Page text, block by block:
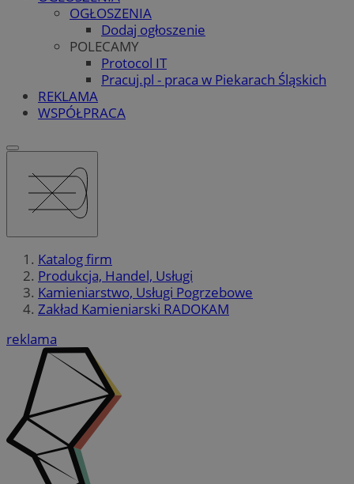
OGŁOSZENIA
Dodaj ogłoszenie
POLECAMY
Protocol IT
Pracuj.pl - praca w Piekarach Śląskich
REKLAMA
WSPÓŁPRACA
Katalog firm
Produkcja, Handel, Usługi
Kamieniarstwo, Usługi Pogrzebowe
Zakład Kamieniarski RADOKAM
reklama